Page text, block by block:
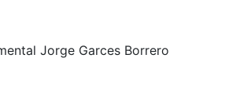
Jorge Garces Borrero